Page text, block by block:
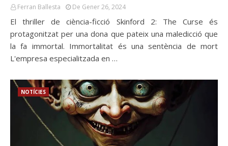
Ferran Ballesta De Gener 26, 2024
El thriller de ciència-ficció Skinford 2: The Curse és
protagonitzat per una dona que pateix una maledicció que
la fa immortal. Immortalitat és una sentència de mort
L'empresa especialitzada en …
NOTÍCIES